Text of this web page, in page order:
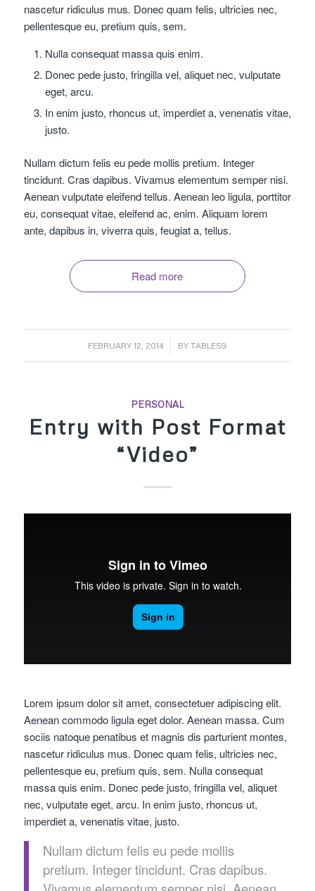
nascetur ridiculus mus. Donec quam felis, ultricies nec,
pellentesque eu, pretium quis, sem.
Nulla consequat massa quis enim.
Donec pede justo, fringilla vel, aliquet nec, vulputate
eget, arcu.
In enim justo, rhoncus ut, imperdiet a, venenatis vitae,
justo.
Nullam dictum felis eu pede mollis pretium. Integer
tincidunt. Cras dapibus. Vivamus elementum semper nisi.
Aenean vulputate eleifend tellus. Aenean leo ligula, porttitor
eu, consequat vitae, eleifend ac, enim. Aliquam lorem
ante, dapibus in, viverra quis, feugiat a, tellus.
Read more
FEBRUARY 12, 2014
/ BYTABLE59
PERSONAL
Entry with Post Format
“Video”
Lorem ipsum dolor sit amet, consectetuer adipiscing elit.
Aenean commodo ligula eget dolor. Aenean massa. Cum
sociis natoque penatibus et magnis dis parturient montes,
nascetur ridiculus mus. Donec quam felis, ultricies nec,
pellentesque eu, pretium quis, sem. Nulla consequat
massa quis enim. Donec pede justo, fringilla vel, aliquet
nec, vulputate eget, arcu. In enim justo, rhoncus ut,
imperdiet a, venenatis vitae, justo.
Nullam dictum felis eu pede mollis
pretium. Integer tincidunt. Cras dapibus.